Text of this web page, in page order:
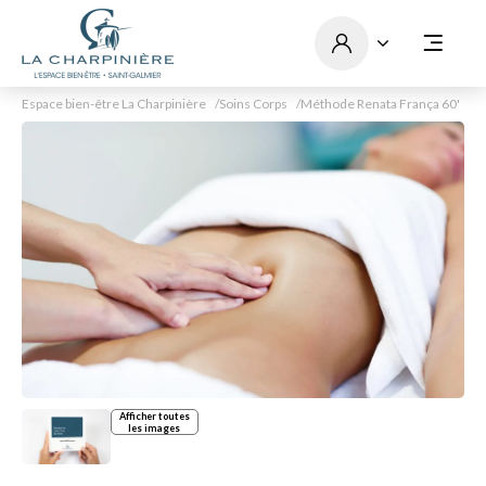
Espace bien-être La Charpinière Soins Corps Méthode Renata França 60'
Afficher toutes
les images